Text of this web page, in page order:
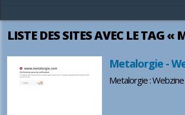
LISTE DES SITES AVEC LE TAG «
Metalorgie -
Metalorgie :